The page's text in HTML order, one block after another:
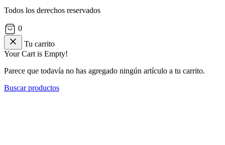
Todos los derechos reservados
0
Tu carrito
Your Cart is Empty!
Parece que todavía no has agregado ningún artículo a tu carrito.
Buscar productos